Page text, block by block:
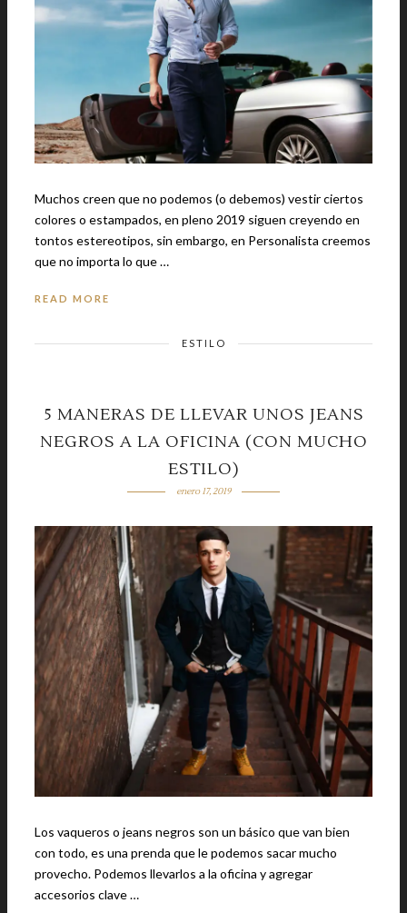
Muchos creen que no podemos (o debemos) vestir ciertos
colores o estampados, en pleno 2019 siguen creyendo en
tontos estereotipos, sin embargo, en Personalista creemos
que no importa lo que …
READ MORE
ESTILO
5 MANERAS DE LLEVAR UNOS JEANS
NEGROS A LA OFICINA (CON MUCHO
ESTILO)
enero 17, 2019
Los vaqueros o jeans negros son un básico que van bien
con todo, es una prenda que le podemos sacar mucho
provecho. Podemos llevarlos a la oficina y agregar
accesorios clave …